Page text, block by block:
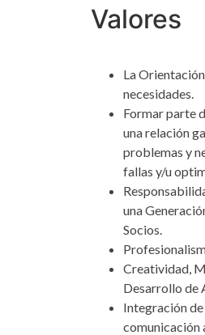
Valores
La
necesidades.
Formar parte
una relación
problemas y
fallas y/u
una
Socios.
Creatividad,
Desarrollo de
Integración
comunicación